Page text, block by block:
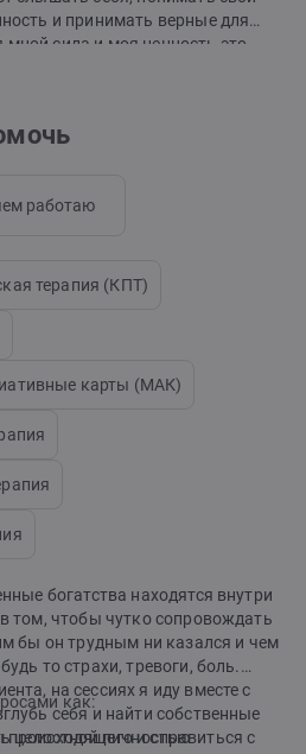
и принимать верные для
сила и моя ценность это
с ней мы можем меняться к
строить свою счастливую
работаю
терапия (КПТ)
карты (МАК)
богатства находятся внутри
том, чтобы чутко сопровождать
бы он трудным ни казался и чем
то страхи, тревоги, боль.
на сессиях я иду вместе с
себя и найти собственные
и справиться с
как:
целостной личностью